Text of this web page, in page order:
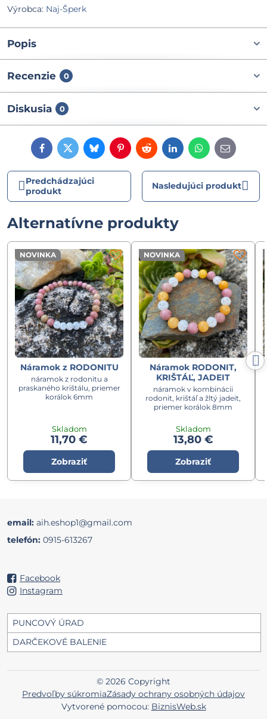
Výrobca: Naj-Šperk
Popis
Recenzie 0
Diskusia 0
FacebookTwitterBlueskyPinterestRedditLinkedInWhatsApp
E-
mail
Predchádzajúci
produkt
Nasledujúci produkt
Alternatívne produkty
NOVINKA
Náramok z RODONITU
náramok z rodonitu a
praskaného krištálu, priemer
korálok 6mm
Skladom
11,70 €
Zobraziť
NOVINKA
Náramok RODONIT,
KRIŠTÁĽ, JADEIT
náramok v kombinácii
rodonit, krištáľ a žltý jadeit,
priemer korálok 8mm
Skladom
13,80 €
Zobraziť
email: aih.eshop1@gmail.com
telefón: 0915-613267
Facebook
Instagram
PUNCOVÝ ÚRAD
DARČEKOVÉ BALENIE
© 2026 Copyright
Predvoľby súkromiaZásady ochrany osobných údajov
Vytvorené pomocou: BiznisWeb.sk